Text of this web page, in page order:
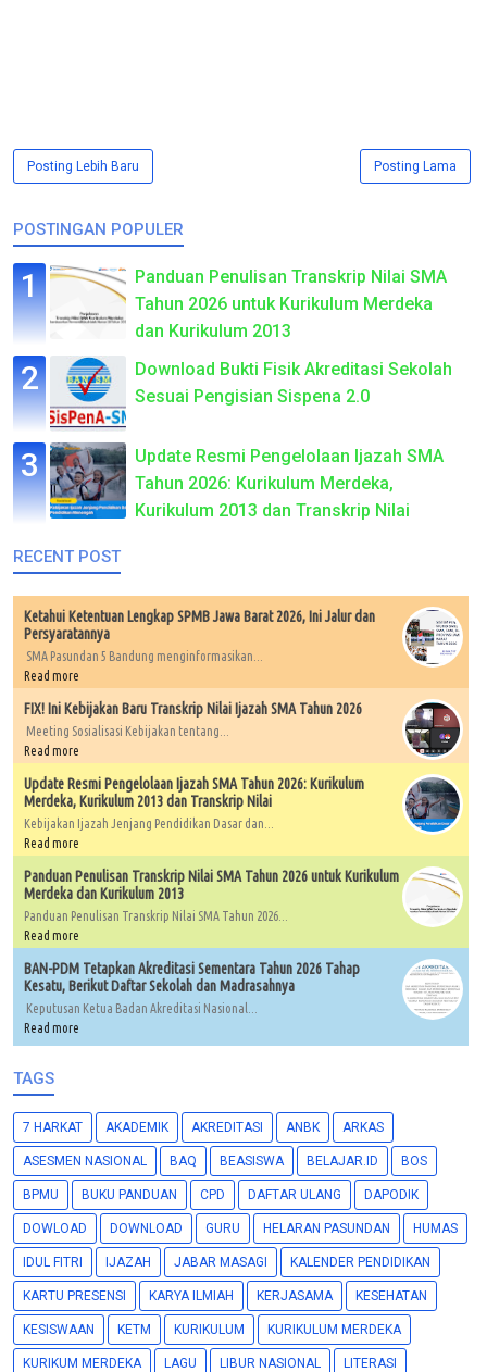
Posting Lebih Baru Posting Lama
POSTINGAN POPULER
Panduan Penulisan Transkrip Nilai SMA
Tahun 2026 untuk Kurikulum Merdeka
dan Kurikulum 2013
Download Bukti Fisik Akreditasi Sekolah
Sesuai Pengisian Sispena 2.0
Update Resmi Pengelolaan Ijazah SMA
Tahun 2026: Kurikulum Merdeka,
Kurikulum 2013 dan Transkrip Nilai
RECENT POST
Ketahui Ketentuan Lengkap SPMB Jawa Barat 2026, Ini Jalur dan
Persyaratannya
SMA Pasundan 5 Bandung menginformasikan...
Read more
FIX! Ini Kebijakan Baru Transkrip Nilai Ijazah SMA Tahun 2026
Meeting Sosialisasi Kebijakan tentang...
Read more
Update Resmi Pengelolaan Ijazah SMA Tahun 2026: Kurikulum
Merdeka, Kurikulum 2013 dan Transkrip Nilai
Kebijakan Ijazah Jenjang Pendidikan Dasar dan...
Read more
Panduan Penulisan Transkrip Nilai SMA Tahun 2026 untuk Kurikulum
Merdeka dan Kurikulum 2013
Panduan Penulisan Transkrip Nilai SMA Tahun 2026...
Read more
BAN-PDM Tetapkan Akreditasi Sementara Tahun 2026 Tahap
Kesatu, Berikut Daftar Sekolah dan Madrasahnya
Keputusan Ketua Badan Akreditasi Nasional...
Read more
TAGS
7 HARKAT AKADEMIK AKREDITASI ANBK ARKAS
ASESMEN NASIONAL BAQ BEASISWA BELAJAR.ID BOS
BPMU BUKU PANDUAN CPD DAFTAR ULANG DAPODIK
DOWLOAD DOWNLOAD GURU HELARAN PASUNDAN HUMAS
IDUL FITRI IJAZAH JABAR MASAGI KALENDER PENDIDIKAN
KARTU PRESENSI KARYA ILMIAH KERJASAMA KESEHATAN
KESISWAAN KETM KURIKULUM KURIKULUM MERDEKA
KURIKUM MERDEKA LAGU LIBUR NASIONAL LITERASI